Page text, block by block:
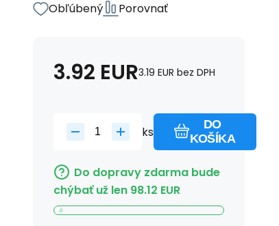
Obľúbený Porovnať
3.92 EUR3.19 EUR bez DPH
ks
DO
KOŠÍKA
Do dopravy zdarma bude
chýbať už len 98.12 EUR